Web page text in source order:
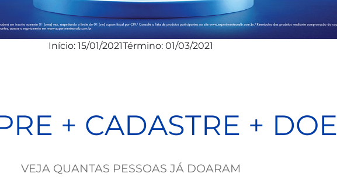
Início: 15/01/2021Término: 01/03/2021
+ CADASTRE + DOE
VEJA QUANTAS PESSOAS JÁ DOARAM